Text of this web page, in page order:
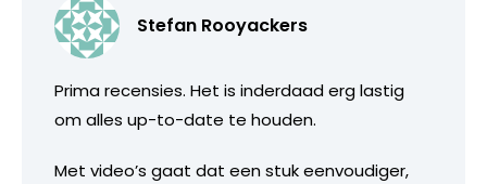
Stefan Rooyackers
Prima recensies. Het is inderdaad erg lastig
om alles up-to-date te houden.
Met video’s gaat dat een stuk eenvoudiger,